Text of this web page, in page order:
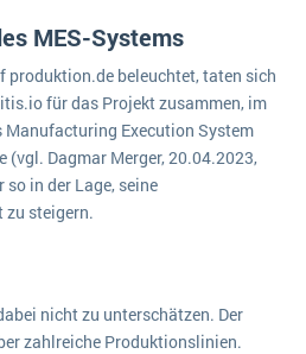
Das sind die 6
die es zu beachten gilt
ERP- oder FSM-System: clever und effizient
MES-Systems
produktion.de beleuchtet, taten sich
für das Projekt zusammen, im
Manufacturing Execution System
(vgl. Dagmar Merger, 20.04.2023,
in der Lage, seine
steigern.
nicht zu unterschätzen. Der
zahlreiche Produktionslinien.